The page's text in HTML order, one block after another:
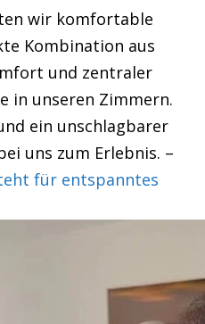
wir komfortable
Kombination aus
und zentraler
in unseren Zimmern.
ein unschlagbarer
uns zum Erlebnis. –
für entspanntes